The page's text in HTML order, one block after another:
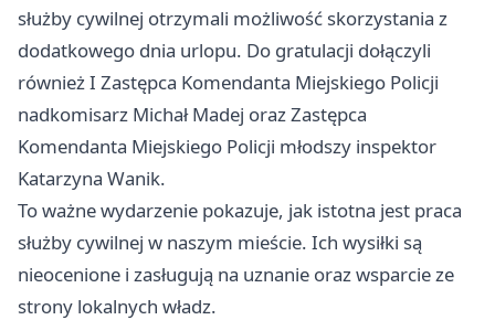
służby cywilnej otrzymali możliwość skorzystania z
dodatkowego dnia urlopu. Do gratulacji dołączyli
również I Zastępca Komendanta Miejskiego Policji
nadkomisarz Michał Madej oraz Zastępca
Komendanta Miejskiego Policji młodszy inspektor
Katarzyna Wanik.
To ważne wydarzenie pokazuje, jak istotna jest praca
służby cywilnej w naszym mieście. Ich wysiłki są
nieocenione i zasługują na uznanie oraz wsparcie ze
strony lokalnych władz.